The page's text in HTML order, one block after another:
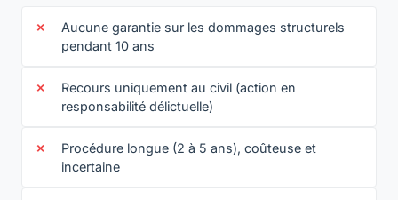
Aucune garantie sur les dommages structurels
pendant 10 ans
Recours uniquement au civil (action en
responsabilité délictuelle)
Procédure longue (2 à 5 ans), coûteuse et
incertaine